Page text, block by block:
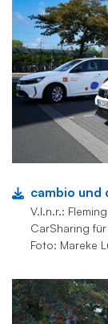
cambio und die
V.l.n.r.:
CarSharing
Foto: Mareke